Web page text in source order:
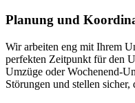
Planung und
Wir arbeiten eng mit Ihrem
perfekten Zeitpunkt für den
Umzüge oder Wochenend-
Störungen und stellen sicher,